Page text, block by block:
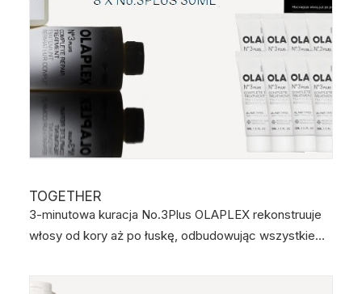
TOGETHER
3-minutowa kuracja No.3Plus OLAPLEX rekonstruuje
włosy od kory aż po łuskę, odbudowując wszystkie…